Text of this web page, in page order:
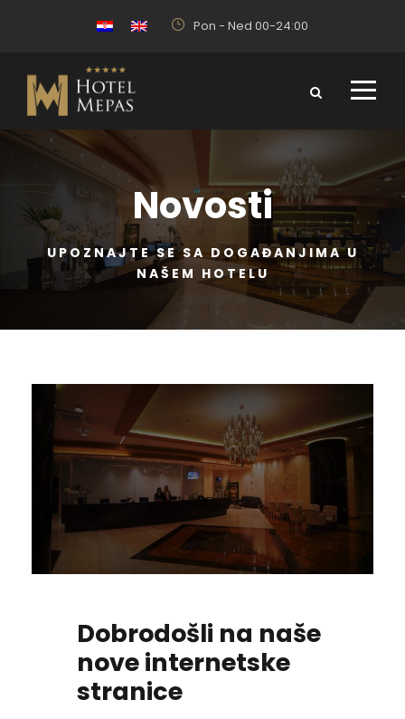
Pon - Ned 00-24:00
Novosti
UPOZNAJTE SE SA DOGAĐANJIMA U
NAŠEM HOTELU
Dobrodošli na naše
nove internetske
stranice